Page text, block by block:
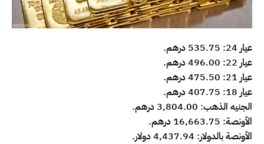
عيار 24: 535.75 درهم.
عيار 22: 496.00 درهم.
عيار 21: 475.50 درهم.
عيار 18: 407.75 درهم.
الجنيه الذهب: 3,804.00 درهم.
الأونصة: 16,663.75 درهم.
الأونصة بالدولار: 4,437.94 دولار.